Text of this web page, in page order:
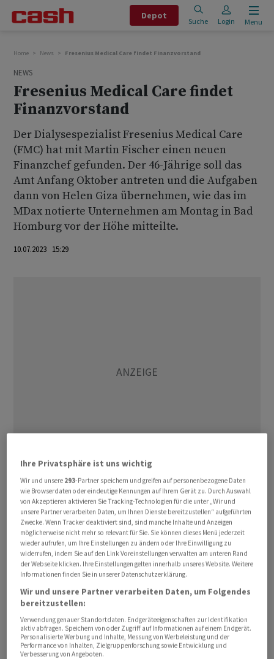
Depot
Suche Login Menu
Home News Fresenius Medical Care findet Finanzvorstand
NEWS
Fresenius Medical Care findet
Finanzvorstand
Der Dialysespezialist Fresenius Medical Care
(FMC) hat mit Martin Fischer einen neuen
Finanzchef gefunden. Der 46-Jährige soll das
Amt Anfang Oktober antreten und die Aufgaben
dann von Helen Giza übernehmen, wie das im
MDax notierte Unternehmen am Montag in Bad
Homburg vor der Höhe mitteilte.
10.07.2023 15:29
Giza war im Dezember des vergangenen Jahres
Vorstandschefin geworden und hat das Finanzressort
seitdem kommissarisch weitergeführt. Fischer war
zuletzt beim Medizintechnikkonzern Siemens
Healthineers ./men/jha/
Ihre Privatsphäre ist uns wichtig
Wir und unsere 293-Partner speichern und greifen auf personenbezogene Daten
wie Browserdaten oder eindeutige Kennungen auf Ihrem Gerät zu. Durch Auswahl
von Akzeptieren aktivieren Sie Tracking-Technologien für die unter „Wir und
unsere Partner verarbeiten Daten, um Ihnen Dienste bereitzustellen“ aufgeführten
Zwecke. Wenn Tracker deaktiviert sind, sind manche Inhalte und Anzeigen
möglicherweise nicht mehr so relevant für Sie. Sie können dieses Menü jederzeit
wieder aufrufen, um Ihre Einstellungen zu ändern oder Ihre Einwilligung zu
widerrufen, indem Sie auf den Link Voreinstellungen verwalten am unteren Rand
der Webseite klicken. Ihre Einstellungen gelten innerhalb unseres Website. Weitere
Informationen finden Sie in unserer Datenschutzerklärung.
Wir und unsere Partner verarbeiten Daten, um Folgendes
bereitzustellen:
Verwendung genauer Standortdaten. Endgeräteeigenschaften zur Identifikation
aktiv abfragen. Speichern von oder Zugriff auf Informationen auf einem Endgerät.
Personalisierte Werbung und Inhalte, Messung von Werbeleistung und der
Performance von Inhalten, Zielgruppenforschung sowie Entwicklung und
Verbesserung von Angeboten.